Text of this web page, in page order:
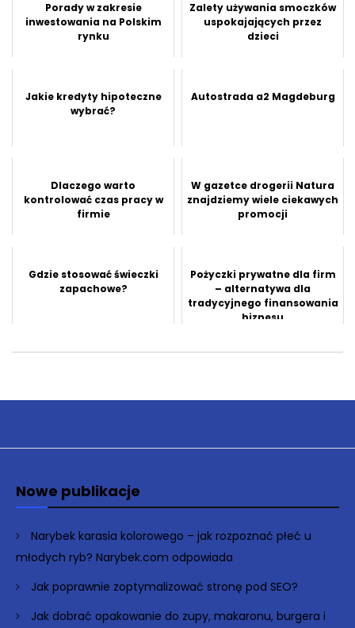
Porady w zakresie
inwestowania na Polskim
rynku
Zalety używania smoczków
uspokajających przez
dzieci
Jakie kredyty hipoteczne
wybrać?
Autostrada a2 Magdeburg
Dlaczego warto
kontrolować czas pracy w
firmie
W gazetce drogerii Natura
znajdziemy wiele ciekawych
promocji
Gdzie stosować świeczki
zapachowe?
Pożyczki prywatne dla firm
– alternatywa dla
tradycyjnego finansowania
biznesu
Nowe publikacje
Narybek karasia kolorowego – jak rozpoznać płeć u
młodych ryb? Narybek.com odpowiada
Jak poprawnie zoptymalizować stronę pod SEO?
Jak dobrać opakowanie do zupy, makaronu, burgera i